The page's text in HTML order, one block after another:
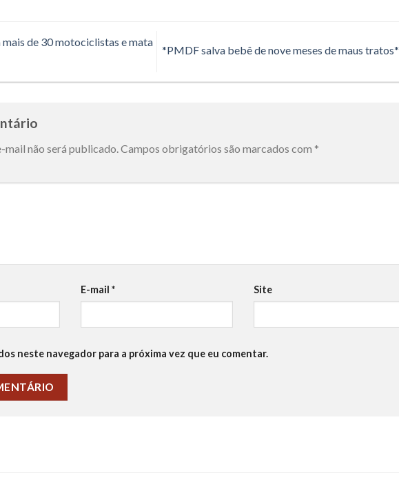
de 30 motociclistas e mata
*PMDF salva bebê de nove meses de maus tratos*
mail não será publicado.Campos obrigatórios são marcados com *
E-mail * Site
neste navegador para a próxima vez que eu comentar.